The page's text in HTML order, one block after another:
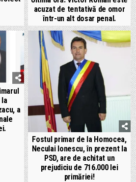
acuzat de tentativă de omor
într-un alt dosar penal.
la
a
Fostul primar de la Homocea,
Neculai Ionescu, în prezent la
PSD, are de achitat un
prejudiciu de 716.000 lei
primăriei!